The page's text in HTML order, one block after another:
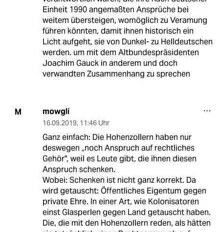
Einheit 1990 angemaßten Ansprüche bei
weitem übersteigen, womöglich zu Veramung
führen könnten, damit ihnen historisch ein
Licht aufgeht, sie von Dunkel- zu Helldeutschen
werden. um mit dem Altbundespräsidenten
Joachim Gauck in anderem und doch
verwandten Zusammenhang zu sprechen
M mowgli
16.09.2019, 11:46 Uhr
Ganz einfach: Die Hohenzollern haben nur
deswegen „noch Anspruch auf rechtliches
Gehör", weil es Leute gibt, die ihnen diesen
Anspruch schenken.
Wobei: Schenken ist nicht ganz korrekt. Da
wird getauscht: Öffentliches Eigentum gegen
private Ehre. In einer Art, wie Kolonisatoren
einst Glasperlen gegen Land getauscht haben.
Die, die mit den Hohenzollern reden, als hätten